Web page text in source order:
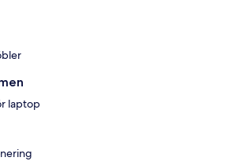
laptop